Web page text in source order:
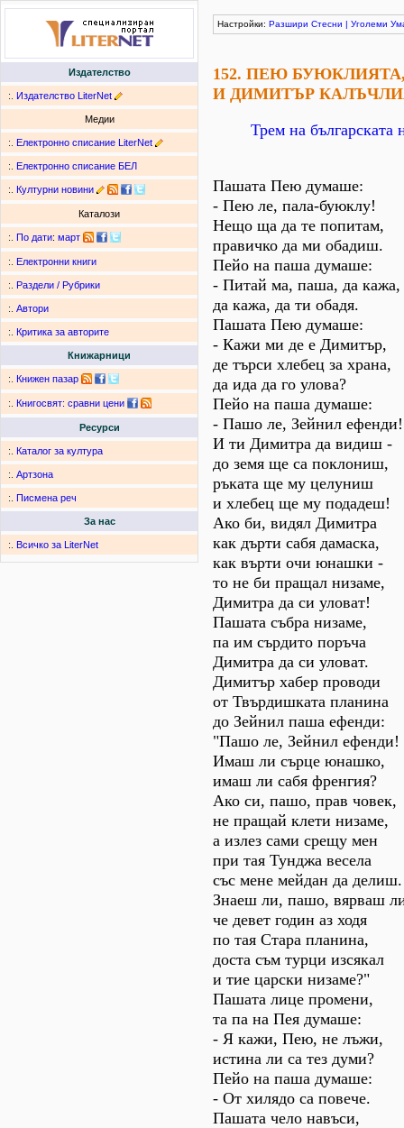
Издателство
:. Издателство LiterNet
Медии
:. Електронно списание LiterNet
:. Електронно списание БЕЛ
:. Културни новини
Каталози
:. По дати: март
:. Електронни книги
:. Раздели / Рубрики
:. Автори
:. Критика за авторите
Книжарници
:. Книжен пазар
:. Книгосвят: сравни цени
Ресурси
:. Каталог за култура
:. Артзона
:. Писмена реч
За нас
:. Всичко за LiterNet
Настройки: Разшири Стесни | Уголеми
152. ПЕЮ
И ДИМИТЪР
Трем на българската
Пашата Пею думаше:
- Пею ле, пала-буюклу!
Нещо ща да те попитам,
правичко да ми обадиш.
Пейо на паша думаше:
- Питай ма, паша, да кажа,
да кажа, да ти обадя.
Пашата Пею думаше:
- Кажи ми де е Димитър,
де търси хлебец за храна,
да ида да го улова?
Пейо на паша думаше:
- Пашо ле, Зейнил ефенди!
И ти Димитра да видиш -
до земя ще са поклониш,
ръката ще му целуниш
и хлебец ще му подадеш!
Ако би, видял Димитра
как дърти сабя дамаска,
как върти очи юнашки -
то не би пращал низаме,
Димитра да си уловат!
Пашата събра низаме,
па им сърдито поръча
Димитра да си уловат.
Димитър хабер проводи
от Твърдишката планина
до Зейнил паша ефенди:
"Пашо ле, Зейнил ефенди!
Имаш ли сърце юнашко,
имаш ли сабя френгия?
Ако си, пашо, прав човек,
не пращай клети низаме,
а излез сами срещу мен
при тая Тунджа весела
със мене мейдан да делиш.
Знаеш ли, пашо, вярваш
че девет годин аз ходя
по тая Стара планина,
доста съм турци изсякал
и тие царски низаме?"
Пашата лице промени,
та па на Пея думаше:
- Я кажи, Пею, не лъжи,
истина ли са тез думи?
Пейо на паша думаше:
- От хилядо са повече.
Пашата чело навъси,